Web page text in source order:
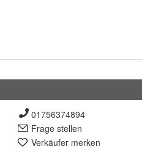
01756374894
Frage stellen
Verkäufer merken